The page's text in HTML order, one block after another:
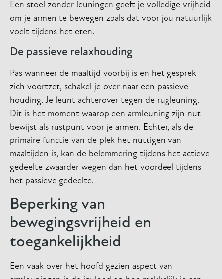
Een stoel zonder leuningen geeft je volledige vrijheid
om je armen te bewegen zoals dat voor jou natuurlijk
voelt tijdens het eten.
De passieve relaxhouding
Pas wanneer de maaltijd voorbij is en het gesprek
zich voortzet, schakel je over naar een passieve
houding. Je leunt achterover tegen de rugleuning.
Dit is het moment waarop een armleuning zijn nut
bewijst als rustpunt voor je armen. Echter, als de
primaire functie van de plek het nuttigen van
maaltijden is, kan de belemmering tijdens het actieve
gedeelte zwaarder wegen dan het voordeel tijdens
het passieve gedeelte.
Beperking van
bewegingsvrijheid en
toegankelijkheid
Een vaak over het hoofd gezien aspect van